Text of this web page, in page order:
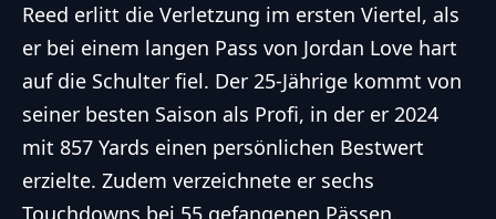
Reed erlitt die Verletzung im ersten Viertel, als
er bei einem langen Pass von Jordan Love hart
auf die Schulter fiel. Der 25-Jährige kommt von
seiner besten Saison als Profi, in der er 2024
mit 857 Yards einen persönlichen Bestwert
erzielte. Zudem verzeichnete er sechs